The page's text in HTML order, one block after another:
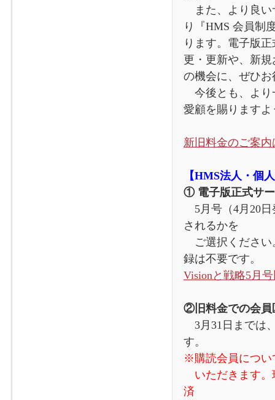
また、より良い
り『HMS 会員制
ります。電子版
更・更新や、新
の機会に、ぜひ
今後とも、より
愛顧を賜ります
新旧料金のご案
【HMS法人・個
① 電子版正式サ
5月号（4月20日
されるかを
ご選択ください
録は不要です。
Visionと戦略5月
②旧料金での会員
3月31日までは
す。
※購読会員につい
いただきます。
済